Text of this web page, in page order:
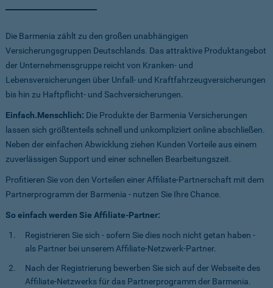
Die Barmenia zählt zu den großen unabhängigen
Versicherungsgruppen Deutschlands. Das attraktive Produktangebot
der Unternehmensgruppe reicht von Kranken- und
Lebensversicherungen über Unfall- und Kraftfahrzeugversicherungen
bis hin zu Haftpflicht- und Sachversicherungen.
Einfach.Menschlich: Die Produkte der Barmenia Versicherungen
lassen sich größtenteils schnell und unkompliziert online abschließen.
Neben der einfachen Abwicklung ziehen Kunden Vorteile aus einem
zuverlässigen Support und einer schnellen Bearbeitungszeit.
Profitieren Sie von den Vorteilen einer Affiliate-Partnerschaft mit dem
Partnerprogramm der Barmenia - nutzen Sie Ihre Chance.
So einfach werden Sie Affiliate-Partner:
Registrieren Sie sich - sofern Sie dies noch nicht getan haben -
als Partner bei unserem Affiliate-Netzwerk-Partner.
Nach der Registrierung bewerben Sie sich auf der Webseite des
Affiliate-Netzwerks für das Partnerprogramm der Barmenia.